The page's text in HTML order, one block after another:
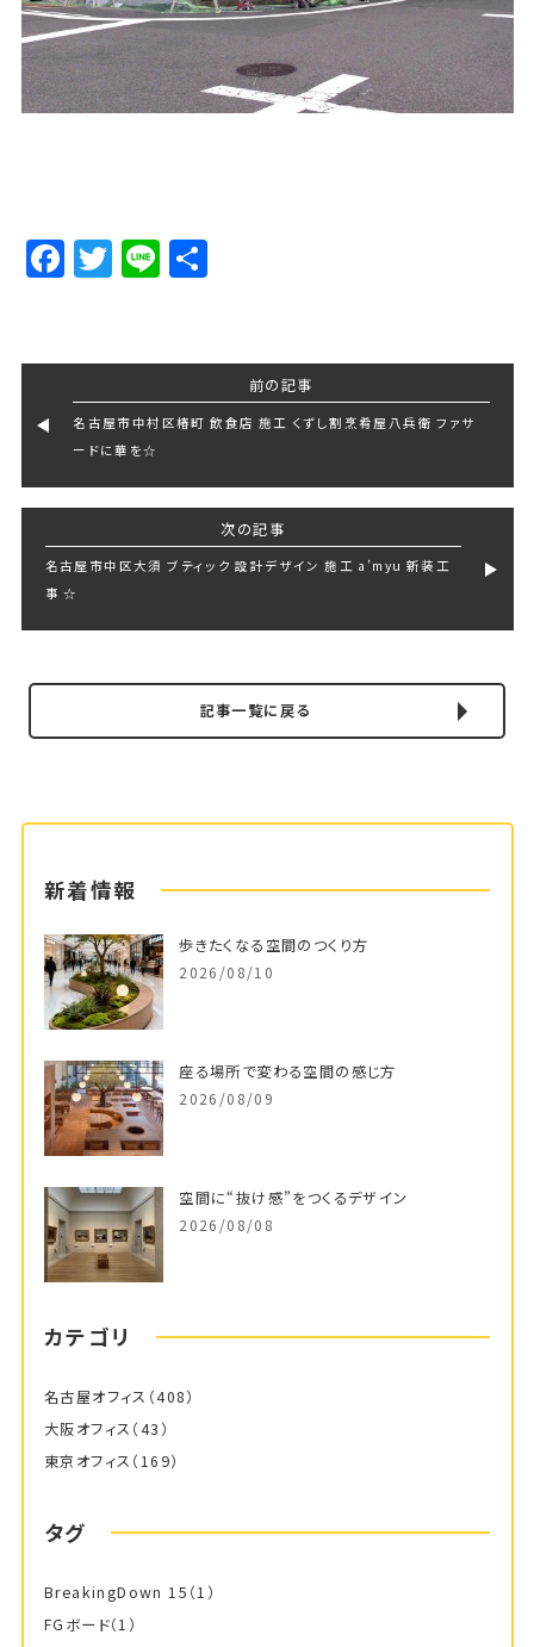
Facebook
Twitter
LineShare
前の記事
名古屋市中村区椿町 飲食店 施工 くずし割烹肴屋八兵衛 ファサ
ードに華を☆
次の記事
名古屋市中区大須 ブティック 設計デザイン 施工 a’myu 新装工
事 ☆
記事一覧に戻る
新着情報
歩きたくなる空間のつくり方
2026/08/10
座る場所で変わる空間の感じ方
2026/08/09
空間に“抜け感”をつくるデザイン
2026/08/08
カテゴリ
名古屋オフィス （408）
大阪オフィス （43）
東京オフィス （169）
タグ
BreakingDown 15 （1）
FGボード（1）